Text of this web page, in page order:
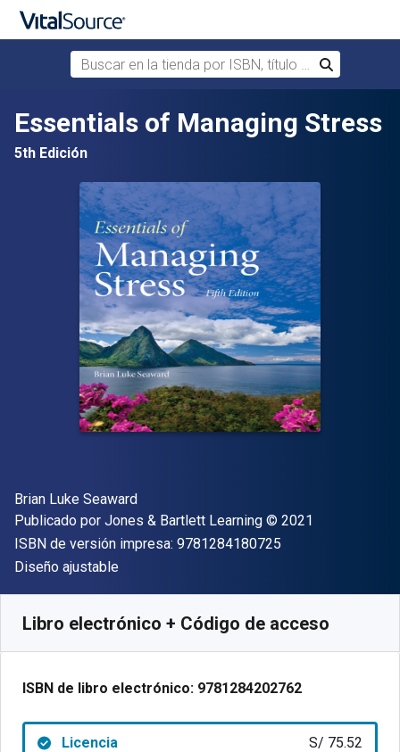
Saltar al contenido principal
Buscar en la tienda por ISBN, título o autor
Buscar
Essentials of Managing Stress
5th Edición
Autor(es)
Brian Luke Seaward
Editor
Publicado por Jones & Bartlett Learning Copyright
© 2021
ISBN de versión impresa: 9781284180725
Formato
Diseño ajustable
Libro electrónico + Código de acceso
ISBN de libro electrónico: 9781284202762
Licencia S/ 75.52